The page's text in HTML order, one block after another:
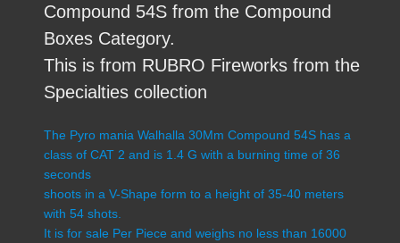
Compound 54S from the Compound
Boxes Category.
This is from RUBRO Fireworks from the
Specialties collection
The Pyro mania Walhalla 30Mm Compound 54S has a
class of CAT 2 and is 1.4 G with a burning time of 36
seconds
shoots in a V-Shape form to a height of 35-40 meters
with 54 shots.
It is for sale Per Piece and weighs no less than 16000